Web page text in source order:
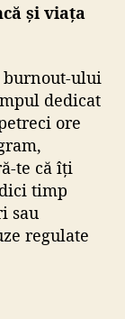
și viața
burnout-ului
dedicat
ore
te că îți
timp
sau
regulate